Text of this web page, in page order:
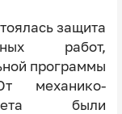
защита
работ,
программы
механико-
были